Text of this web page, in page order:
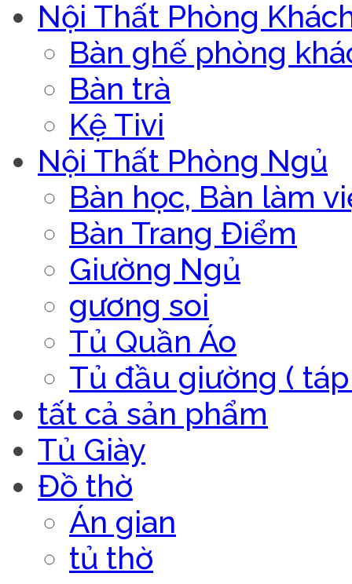
Nội Thất Phòng
Bàn ghế phòng
Bàn trà
Kệ Tivi
Nội Thất Phòng Ngủ
Bàn học, Bàn làm
Bàn Trang Điểm
Giường Ngủ
gương soi
Tủ Quần Áo
Tủ đầu giường (
tất cả sản phẩm
Tủ Giày
Đồ thờ
Án gian
tủ thờ